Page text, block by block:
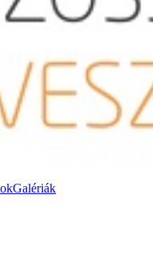
Galériák